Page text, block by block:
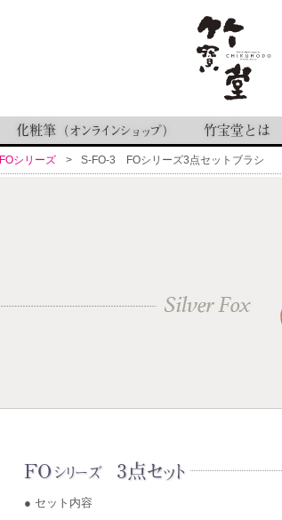
化粧筆 （オンラインショップ） 竹宝堂とは
FOシリーズ S-FO-3 FOシリーズ3点セットブラシ
FOシリーズ 3点セット
● セット内容